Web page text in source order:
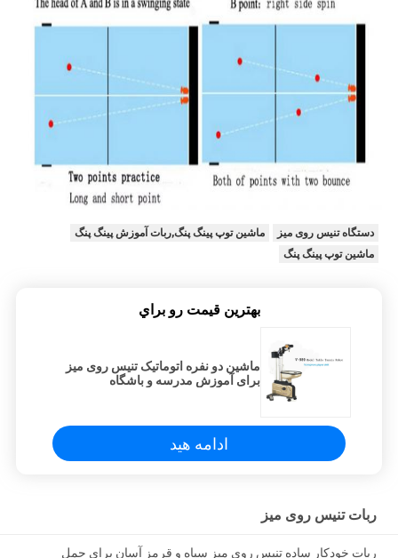
دستگاه تنیس روی میز
ماشین توپ پینگ پنگ,ربات آموزش پینگ پنگ
ماشین توپ پینگ پنگ
بهترين قيمت رو براي
ماشین دو نفره اتوماتیک تنیس روی میز
برای آموزش مدرسه و باشگاه
ادامه هید
ربات تنیس روی میز
ربات خودکار ساده تنیس روی میز سیاه و قرمز آسان برای حمل